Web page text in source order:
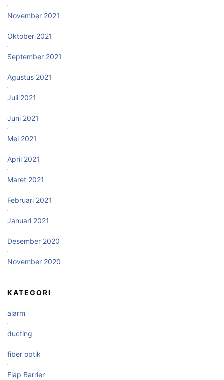
November 2021
Oktober 2021
September 2021
Agustus 2021
Juli 2021
Juni 2021
Mei 2021
April 2021
Maret 2021
Februari 2021
Januari 2021
Desember 2020
November 2020
KATEGORI
alarm
ducting
fiber optik
Flap Barrier